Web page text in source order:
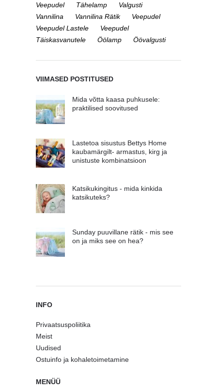
Veepudel
Tähelamp
Valgusti
Vannilina
Vannilina Rätik
Veepudel
Veepudel Lastele
Veepudel
Täiskasvanutele
Öölamp Öövalgusti
VIIMASED POSTITUSED
Mida võtta kaasa puhkusele:
praktilised soovitused
Lastetoa sisustus Bettys Home
kaubamärgilt- armastus, kirg ja
unistuste kombinatsioon
Katsikukingitus - mida kinkida
katsikuteks?
Sunday puuvillane rätik - mis see
on ja miks see on hea?
INFO
Privaatsuspoliitika
Meist
Uudised
Ostuinfo ja kohaletoimetamine
MENÜÜ